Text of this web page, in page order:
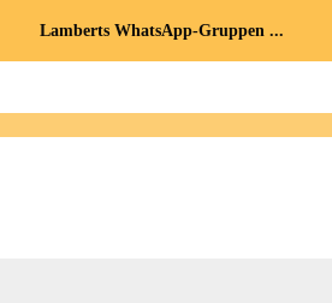
Lamberts WhatsApp-Gruppen ...